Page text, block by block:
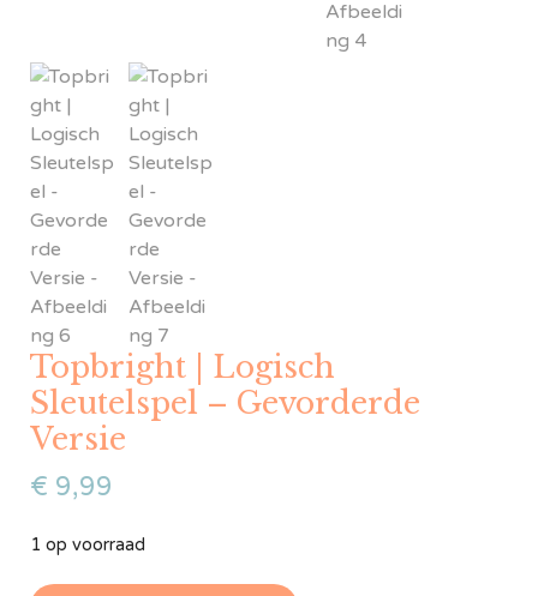
Topbright | Logisch
Sleutelspel – Gevorderde
Versie
€ 9,99
1 op voorraad